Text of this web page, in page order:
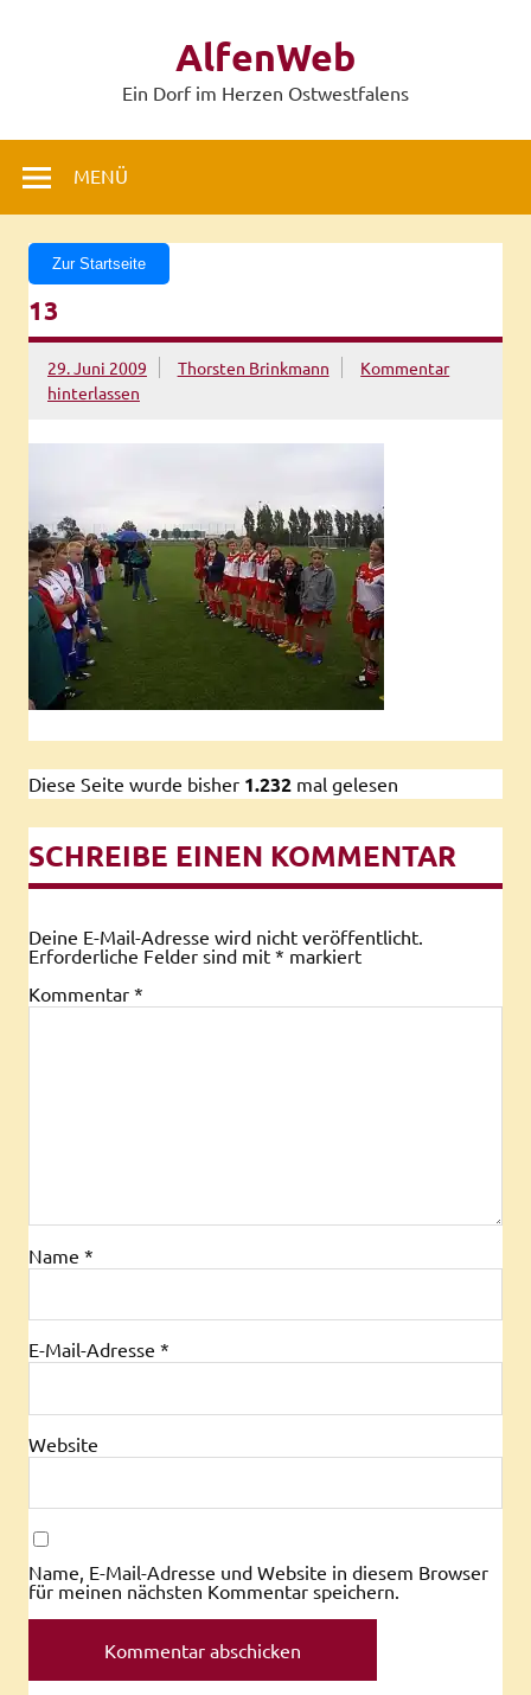
AlfenWeb
Ein Dorf im Herzen Ostwestfalens
MENÜ
Zur Startseite
13
29. Juni 2009 Thorsten Brinkmann
Kommentar
hinterlassen
Diese Seite wurde bisher 1.232 mal gelesen
SCHREIBE EINEN KOMMENTAR
Deine E-Mail-Adresse wird nicht veröffentlicht.
Erforderliche Felder sind mit * markiert
Kommentar *
Name *
E-Mail-Adresse *
Website
Name, E-Mail-Adresse und Website in diesem Browser
für meinen nächsten Kommentar speichern.